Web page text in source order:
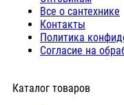
Все о сантехнике
Контакты
Политика
Согласие на
Каталог товаров